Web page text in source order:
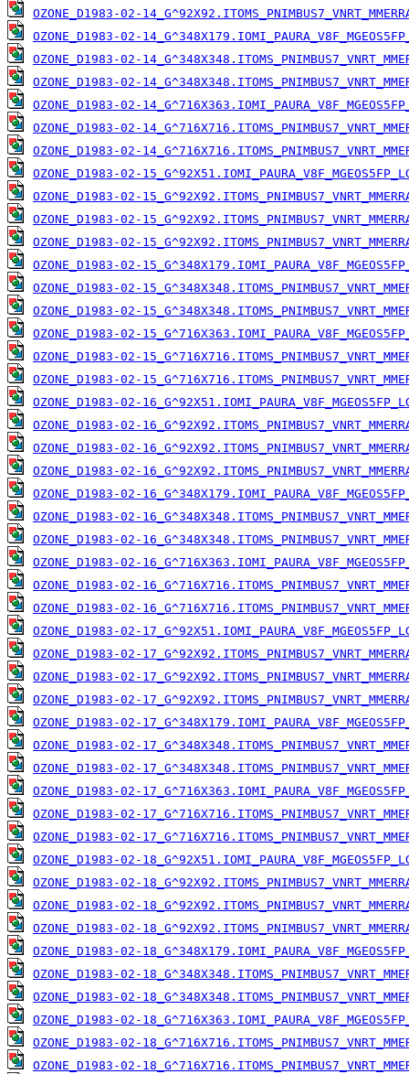
OZONE_D1983-02-
OZONE_D1983-02-
OZONE_D1983-02-
OZONE_D1983-02-
OZONE_D1983-02-
OZONE_D1983-02-
OZONE_D1983-02-
OZONE_D1983-02-
OZONE_D1983-02-
OZONE_D1983-02-
OZONE_D1983-02-
OZONE_D1983-02-
OZONE_D1983-02-
OZONE_D1983-02-
OZONE_D1983-02-
OZONE_D1983-02-
OZONE_D1983-02-
OZONE_D1983-02-
OZONE_D1983-02-
OZONE_D1983-02-
OZONE_D1983-02-
OZONE_D1983-02-
OZONE_D1983-02-
OZONE_D1983-02-
OZONE_D1983-02-
OZONE_D1983-02-
OZONE_D1983-02-
OZONE_D1983-02-
OZONE_D1983-02-
OZONE_D1983-02-
OZONE_D1983-02-
OZONE_D1983-02-
OZONE_D1983-02-
OZONE_D1983-02-
OZONE_D1983-02-
OZONE_D1983-02-
OZONE_D1983-02-
OZONE_D1983-02-
OZONE_D1983-02-
OZONE_D1983-02-
OZONE_D1983-02-
OZONE_D1983-02-
OZONE_D1983-02-
OZONE_D1983-02-
OZONE_D1983-02-
OZONE_D1983-02-
OZONE_D1983-02-